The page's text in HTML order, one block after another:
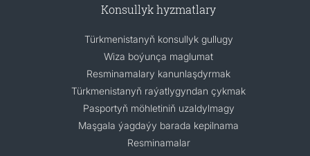
Konsullyk hyzmatlary
Türkmenistanyň konsullyk gullugy
Wiza boýunça maglumat
Resminamalary kanunlaşdyrmak
Türkmenistanyň raýatlygyndan çykmak
Pasportyň möhletiniň uzaldylmagy
Maşgala ýagdaýy barada kepilnama
Resminamalar